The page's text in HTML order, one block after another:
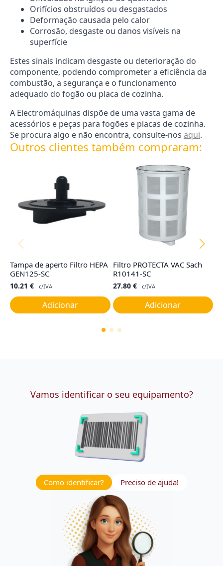
Orifícios obstruídos ou desgastados
Deformação causada pelo calor
Corrosão, desgaste ou danos visíveis na
superfície
Estes sinais indicam desgaste ou deterioração do
componente, podendo comprometer a eficiência da
combustão, a segurança e o funcionamento
adequado do fogão ou placa de cozinha.
A Electromáquinas dispõe de uma vasta gama de
acessórios e peças para fogões e placas de cozinha.
Se procura algo e não encontra, consulte-nos aqui.
Outros clientes também compraram:
Tampa de aperto Filtro HEPA
GEN125-SC
10.21 € c/IVA
Adicionar
Filtro PROTECTA VAC Sach
R10141-SC
27.80 € c/IVA
Adicionar
Vamos identificar o seu equipamento?
Como identificar? Preciso de ajuda!